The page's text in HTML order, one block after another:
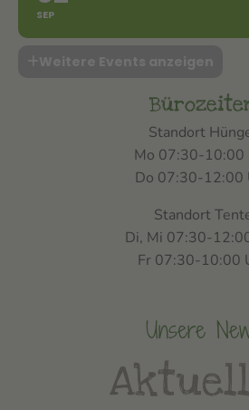
SEP
Standort
Mo 07:30-10:00
Do 07:30-12:00
Standort
Di, Mi 07:30-
Fr 07:30-10:00
Unsere